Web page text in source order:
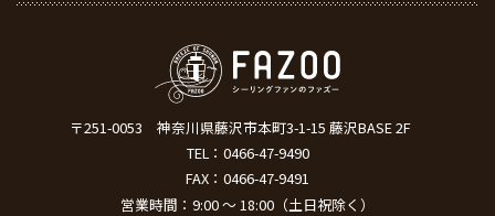
〒251-0053
神奈川県藤沢市本町3-1-15 藤沢BASE 2F
TEL： 0466-47-9490
FAX：0466-47-9491
営業時間：9:00 ～ 18:00（土日祝除く）